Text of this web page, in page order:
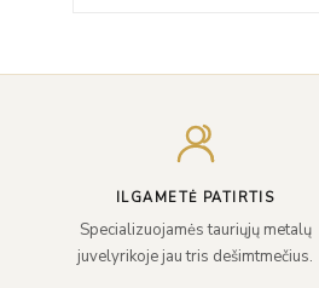
ILGAMETĖ PATIRTIS
Specializuojamės tauriųjų metalų
juvelyrikoje jau tris dešimtmečius.